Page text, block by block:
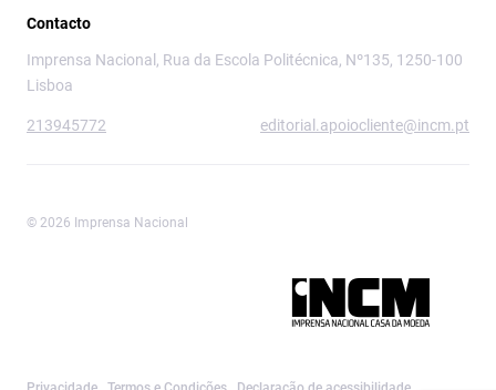
Contacto
Imprensa Nacional, Rua da Escola Politécnica, Nº135, 1250-100
Lisboa
213945772 editorial.apoiocliente@incm.pt
© 2026 Imprensa Nacional